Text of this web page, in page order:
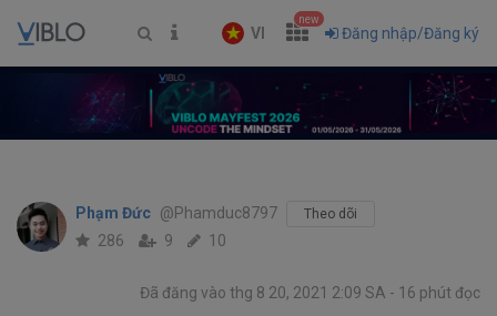
VI
new
Đăng nhập/Đăng ký
Phạm Đức @Phamduc8797 Theo dõi
286 9 10
Đã đăng vào thg 8 20, 2021 2:09 SA 16 phút đọc